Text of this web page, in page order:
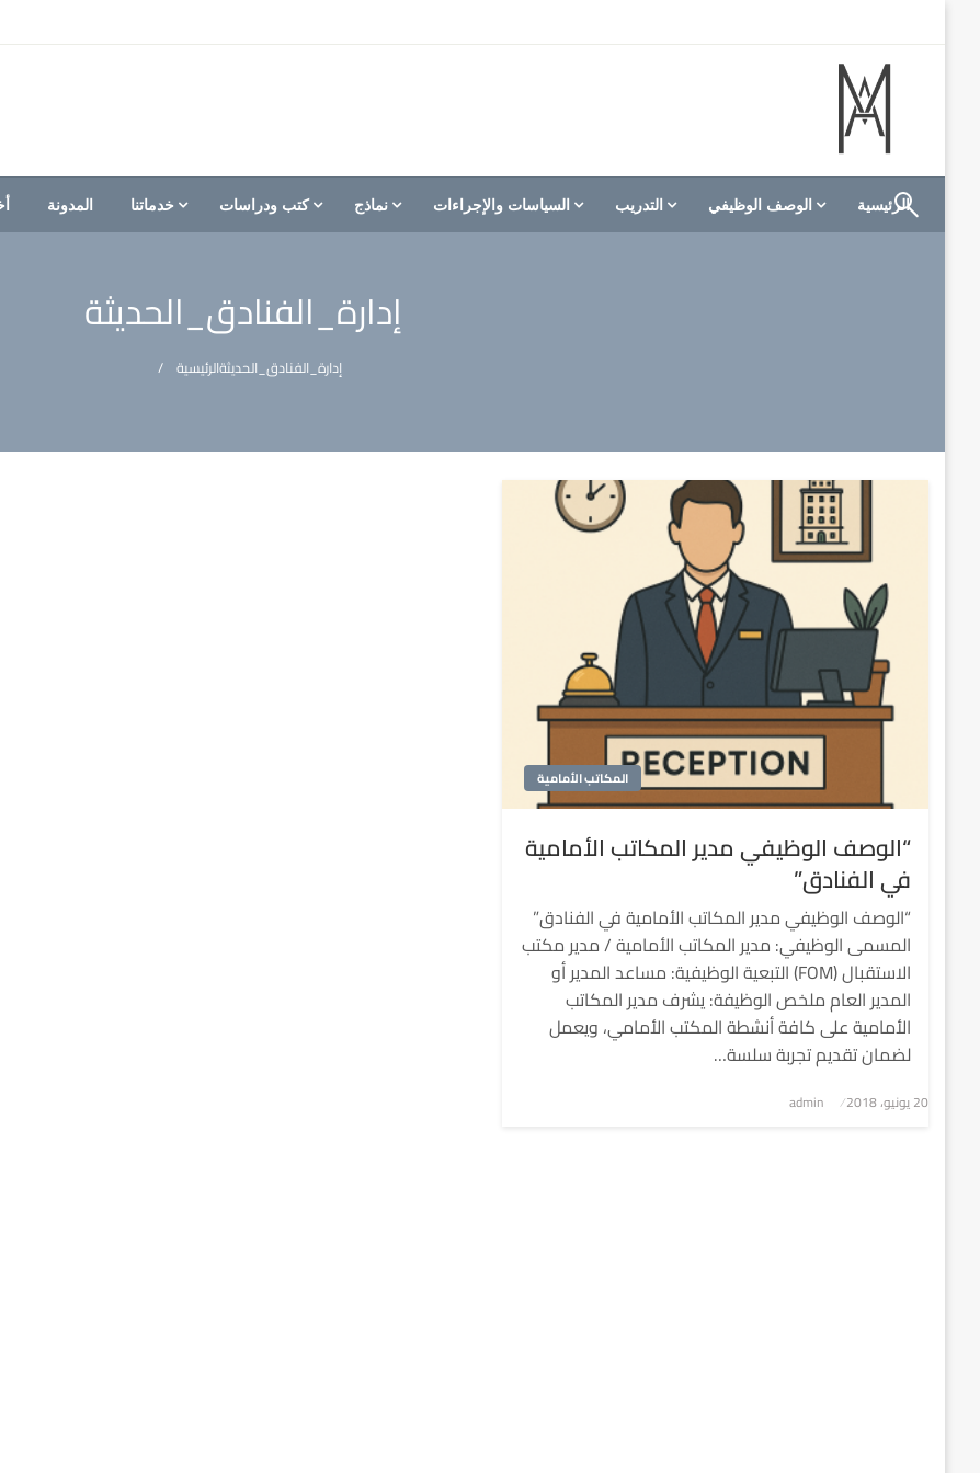
M A hotels | إم ايه هوتيلز
الموقع الأول للعاملين في الفنادق في العالم العربي
الرئيسية الوصف الوظيفي التدريب السياسات والإجراءات نماذج كتب ودراسات خدماتنا المدونة
إدارة_الفنادق_الحديثة
الرئيسيةإدارة_الفنادق_الحديثة
المكاتب الأمامية
“الوصف الوظيفي مدير المكاتب الأمامية
في الفنادق”
“الوصف الوظيفي مدير المكاتب الأمامية في الفنادق”
المسمى الوظيفي: مدير المكاتب الأمامية / مدير مكتب
الاستقبال (FOM) التبعية الوظيفية: مساعد المدير أو
المدير العام ملخص الوظيفة: يشرف مدير المكاتب
الأمامية على كافة أنشطة المكتب الأمامي، ويعمل
لضمان تقديم تجربة سلسة…
نُشر
20 يونيو، 2018 admin